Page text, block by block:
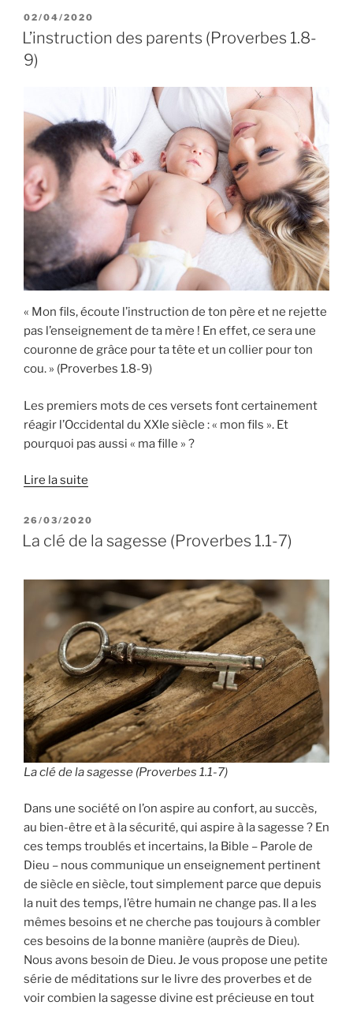
PUBLIÉ
LE
02/04/2020
L’instruction des parents (Proverbes 1.8-
9)
« Mon fils, écoute l’instruction de ton père et ne rejette
pas l’enseignement de ta mère ! En effet, ce sera une
couronne de grâce pour ta tête et un collier pour ton
cou. » (Proverbes 1.8-9)
Les premiers mots de ces versets font certainement
réagir l’Occidental du XXIe siècle : « mon fils ». Et
pourquoi pas aussi « ma fille » ?
Lire la suite
PUBLIÉ
LE
26/03/2020
La clé de la sagesse (Proverbes 1.1-7)
La clé de la sagesse (Proverbes 1.1-7)
Dans une société on l’on aspire au confort, au succès,
au bien-être et à la sécurité, qui aspire à la sagesse ? En
ces temps troublés et incertains, la Bible – Parole de
Dieu – nous communique un enseignement pertinent
de siècle en siècle, tout simplement parce que depuis
la nuit des temps, l’être humain ne change pas. Il a les
mêmes besoins et ne cherche pas toujours à combler
ces besoins de la bonne manière (auprès de Dieu).
Nous avons besoin de Dieu. Je vous propose une petite
série de méditations sur le livre des proverbes et de
voir combien la sagesse divine est précieuse en tout